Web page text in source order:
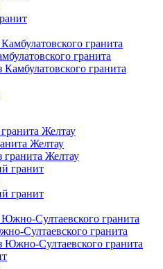
гранита
гранита
Камбулатовского гранита
Желтау
Желтау
гранита Желтау
гранит
гранит
Султаевского гранита
Султаевского гранита
Южно-Султаевского гранита